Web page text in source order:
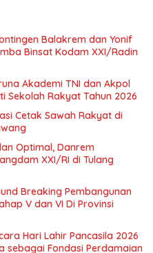
Balakrem dan Yonif
Binsat Kodam XXI/Radin
Akademi TNI dan Akpol
Rakyat Tahun 2026
Cetak Sawah Rakyat di
Optimal, Danrem
XXI/RI di Tulang
Breaking Pembangunan
V dan VI Di Provinsi
Hari Lahir Pancasila 2026
sebagai Fondasi Perdamaian